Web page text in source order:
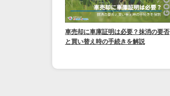
車売却に車庫証明は必要？抹消の要否
と買い替え時の手続きを解説